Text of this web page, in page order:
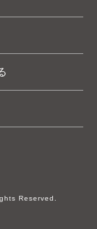
Reserved.